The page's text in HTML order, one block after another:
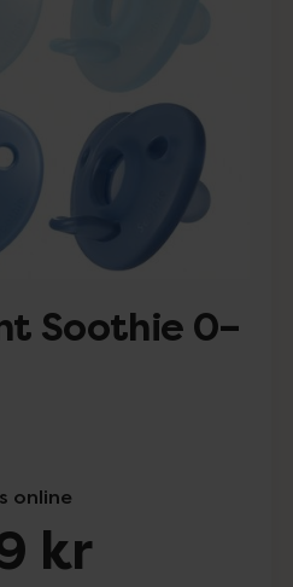
Soothie 0–
online
kr